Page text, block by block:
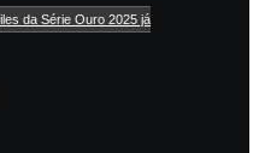
da Série Ouro 2025 já